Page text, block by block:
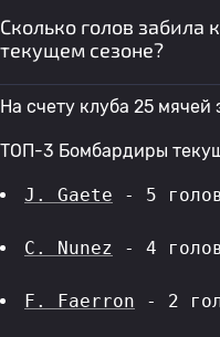
Сколько голов забила
текущем сезоне?
На счету клуба 25 мячей
ТОП-3 Бомбардиры
J. Gaete - 5
C. Nunez - 4
F. Faerron - 2